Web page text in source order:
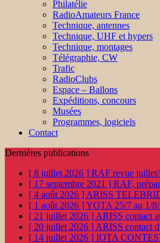
Philatélie
RadioAmateurs France
Technique, antennes
Technique, UHF et hypers
Technique, montages
Télégraphie, CW
Trafic
RadioClubs
Espace – Ballons
Expéditions, concours
Musées
Programmes, logiciels
Contact
Dernières publications
[ 8 juillet 2026 ] RAF revue
[ 17 septembre 2021 ] RAF,
[ 4 août 2026 ] ARISS
[ 1 août 2026 ]YOTA 25/7 au 1/
[ 21 juillet 2026 ] ARISS contact
[ 20 juillet 2026 ] ARISS contact
[ 14 juillet 2026 ] IOTA